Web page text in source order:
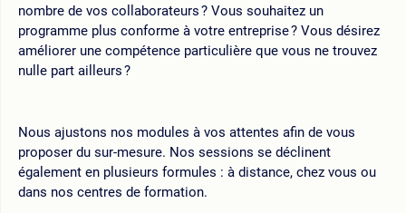
nombre de vos collaborateurs ? Vous souhaitez un
programme plus conforme à votre entreprise ? Vous désirez
améliorer une compétence particulière que vous ne trouvez
nulle part ailleurs ?
Nous ajustons nos modules à vos attentes afin de vous
proposer du sur-mesure. Nos sessions se déclinent
également en plusieurs formules : à distance, chez vous ou
dans nos centres de formation.